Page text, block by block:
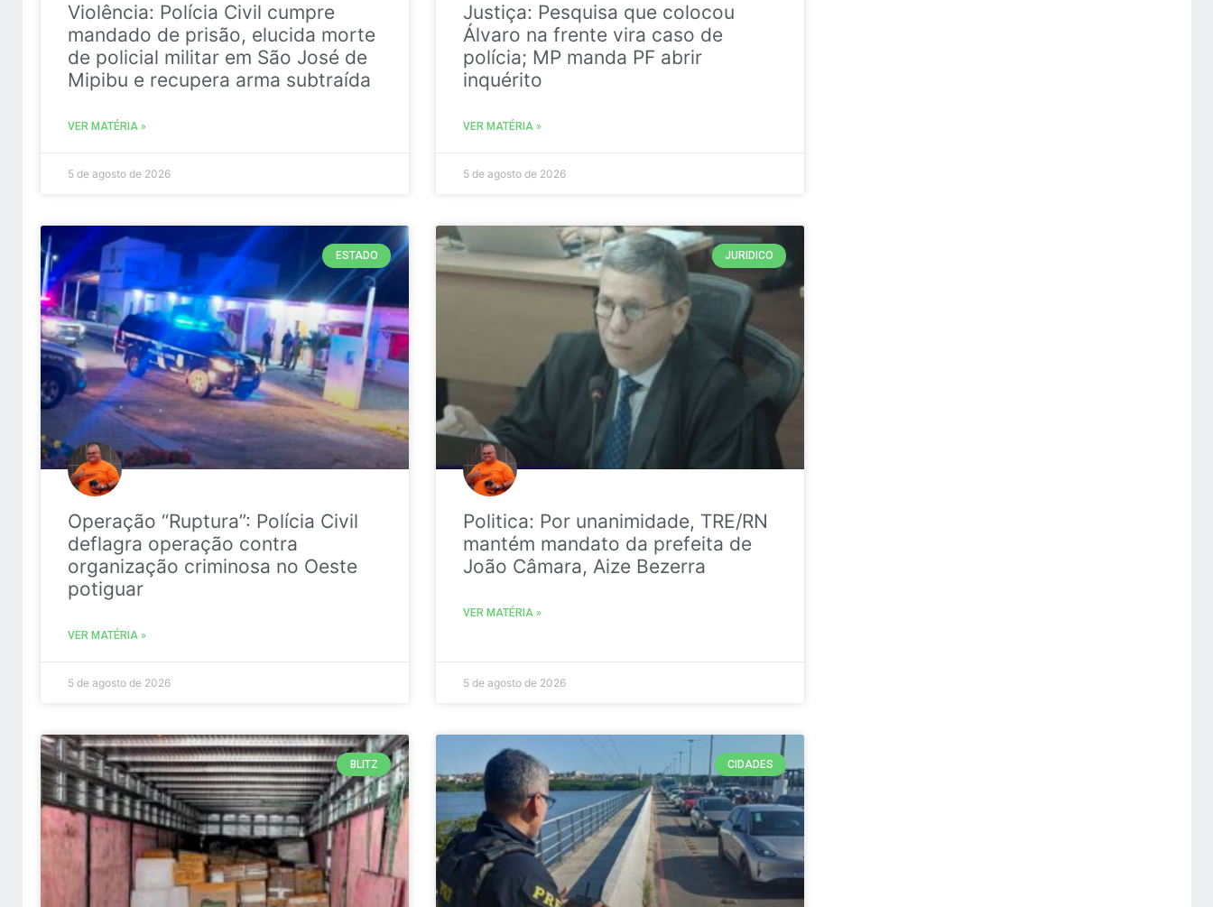
Violência: Polícia Civil cumpre
mandado de prisão, elucida morte
de policial militar em São José de
Mipibu e recupera arma subtraída
VER MATÉRIA »
5 de agosto de 2026
Justiça: Pesquisa que colocou
Álvaro na frente vira caso de
polícia; MP manda PF abrir
inquérito
VER MATÉRIA »
5 de agosto de 2026
ESTADO
Operação “Ruptura”: Polícia Civil
deflagra operação contra
organização criminosa no Oeste
potiguar
VER MATÉRIA »
5 de agosto de 2026
JURIDICO
Politica: Por unanimidade, TRE/RN
mantém mandato da prefeita de
João Câmara, Aize Bezerra
VER MATÉRIA »
5 de agosto de 2026
BLITZ CIDADES